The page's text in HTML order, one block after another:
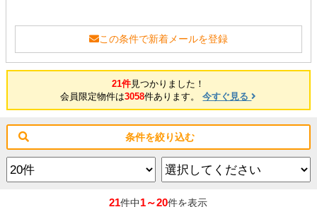
この条件で新着メールを登録
21件見つかりました！
会員限定物件は3058件あります。今すぐ見る
条件を絞り込む
21件中1～20件を表示